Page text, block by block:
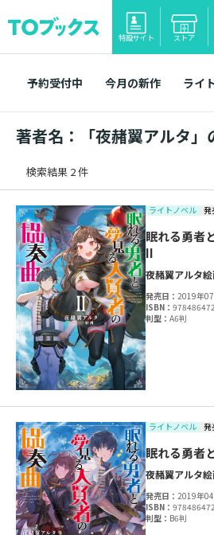
特設サイト ストア
予約受付中 今月の新作 ライ
著者名：「夜赭翼アルタ」
検索結果 2 件
ライトノベル 発
眠れる勇者
II
夜赭翼アルタ
発売日：2019年
ISBN：
判型：A6判
ライトノベル 発
眠れる勇者
夜赭翼アルタ
発売日：2019年
ISBN：
判型： B6判